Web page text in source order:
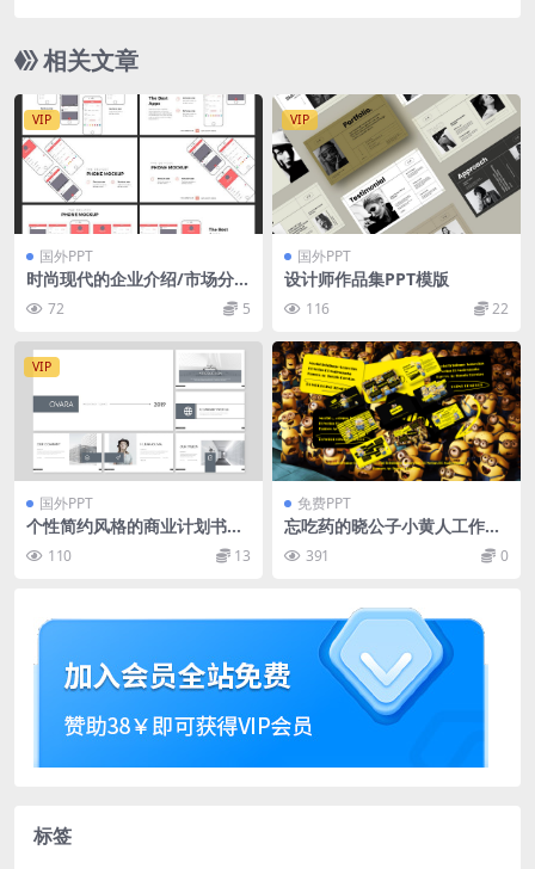
相关文章
VIP
国外PPT
时尚现代的企业介绍/市场分析
PPT幻灯片模板
72 5
VIP
国外PPT
设计师作品集PPT模版
116 22
VIP
国外PPT
个性简约风格的商业计划书PP
T模板下载
110 13
免费PPT
忘吃药的晓公子小黄人工作手
册ppt模板
391 0
标签